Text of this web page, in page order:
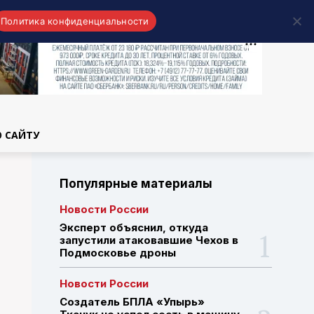
САЙТУ
Популярные материалы
Новости России
Эксперт объяснил, откуда
запустили атаковавшие Чехов в
Подмосковье дроны
Новости России
Создатель БПЛА «Упырь»
Политика конфиденциальности